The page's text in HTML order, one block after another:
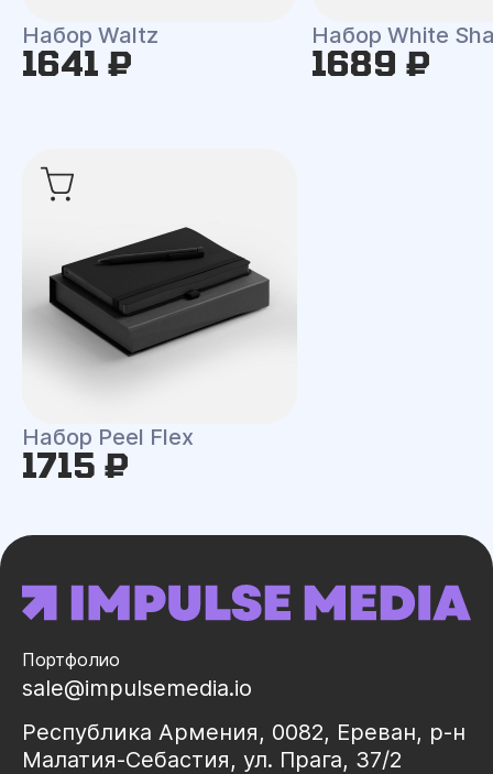
Набор Waltz
1641 ₽
Набор White
1689 ₽
Набор Peel Flex
1715 ₽
Портфолио
sale@impulsemedia.io
Республика Армения, 0082, Ереван, р-н
Малатия-Себастия, ул. Прага, 37/2